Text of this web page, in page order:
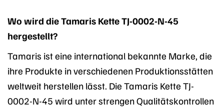
Wo wird die Tamaris Kette TJ-0002-N-45
hergestellt?
Tamaris ist eine international bekannte Marke, die
ihre Produkte in verschiedenen Produktionsstätten
weltweit herstellen lässt. Die Tamaris Kette TJ-
0002-N-45 wird unter strengen Qualitätskontrollen